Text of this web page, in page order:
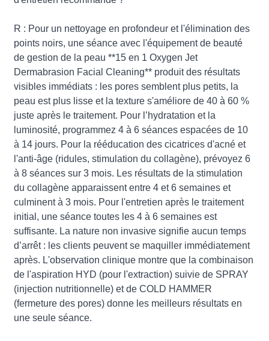
R : Pour un nettoyage en profondeur et l'élimination des
points noirs, une séance avec l'équipement de beauté
de gestion de la peau **15 en 1 Oxygen Jet
Dermabrasion Facial Cleaning** produit des résultats
visibles immédiats : les pores semblent plus petits, la
peau est plus lisse et la texture s'améliore de 40 à 60 %
juste après le traitement. Pour l’hydratation et la
luminosité, programmez 4 à 6 séances espacées de 10
à 14 jours. Pour la rééducation des cicatrices d'acné et
l'anti-âge (ridules, stimulation du collagène), prévoyez 6
à 8 séances sur 3 mois. Les résultats de la stimulation
du collagène apparaissent entre 4 et 6 semaines et
culminent à 3 mois. Pour l'entretien après le traitement
initial, une séance toutes les 4 à 6 semaines est
suffisante. La nature non invasive signifie aucun temps
d’arrêt : les clients peuvent se maquiller immédiatement
après. L'observation clinique montre que la combinaison
de l'aspiration HYD (pour l'extraction) suivie de SPRAY
(injection nutritionnelle) et de COLD HAMMER
(fermeture des pores) donne les meilleurs résultats en
une seule séance.